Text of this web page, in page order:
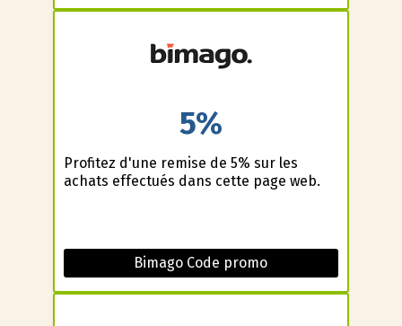
5%
Profitez d'une remise de 5% sur les
achats effectués dans cette page web.
Bimago Code promo